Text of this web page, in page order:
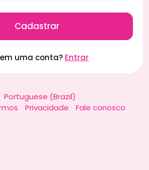
Cadastrar
uma conta? Entrar
Portuguese (Brazil)
Privacidade
Fale conosco